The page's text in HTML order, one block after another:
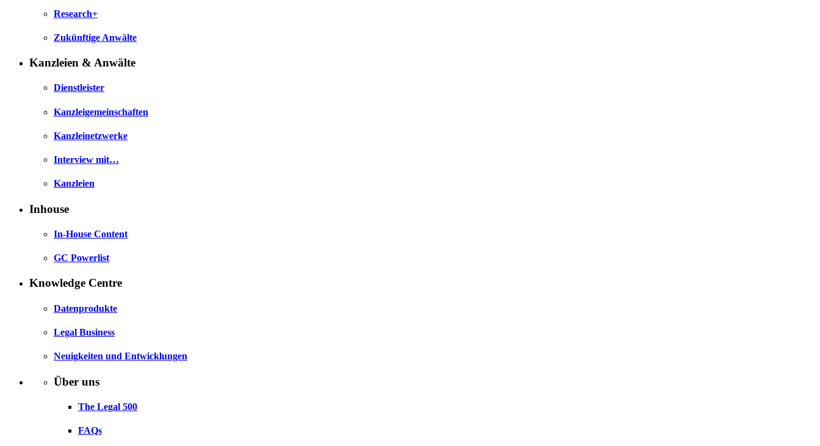
Research+
Zukünftige Anwälte
Kanzleien & Anwälte
Dienstleister
Kanzleigemeinschaften
Kanzleinetzwerke
Interview mit…
Kanzleien
Inhouse
In-House Content
GC Powerlist
Knowledge Centre
Datenprodukte
Legal Business
Neuigkeiten und Entwicklungen
Über uns
The Legal 500
FAQs